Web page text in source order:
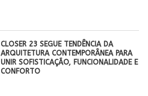
CLOSER 23 SEGUE TENDÊNCIA DA
ARQUITETURA CONTEMPORÂNEA PARA
UNIR SOFISTICAÇÃO, FUNCIONALIDADE E
CONFORTO